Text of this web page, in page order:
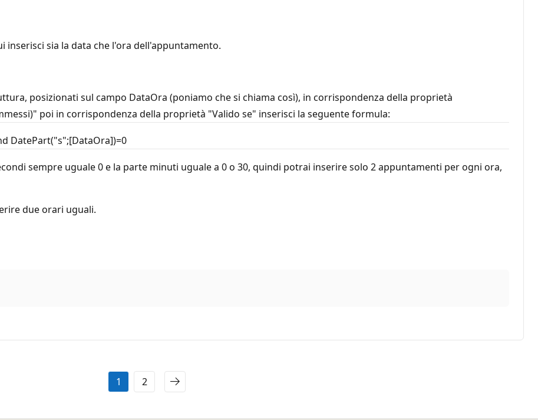
sia la data che l'ora dell'appuntamento.
posizionati sul campo DataOra (poniamo che si chiama così), in corrispondenza della proprietà
poi in corrispondenza della proprietà "Valido se" inserisci la seguente formula:
DatePart("s";[DataOra])=0
sempre uguale 0 e la parte minuti uguale a 0 o 30, quindi potrai inserire solo 2 appuntamenti per ogni ora,
due orari uguali.
1 2